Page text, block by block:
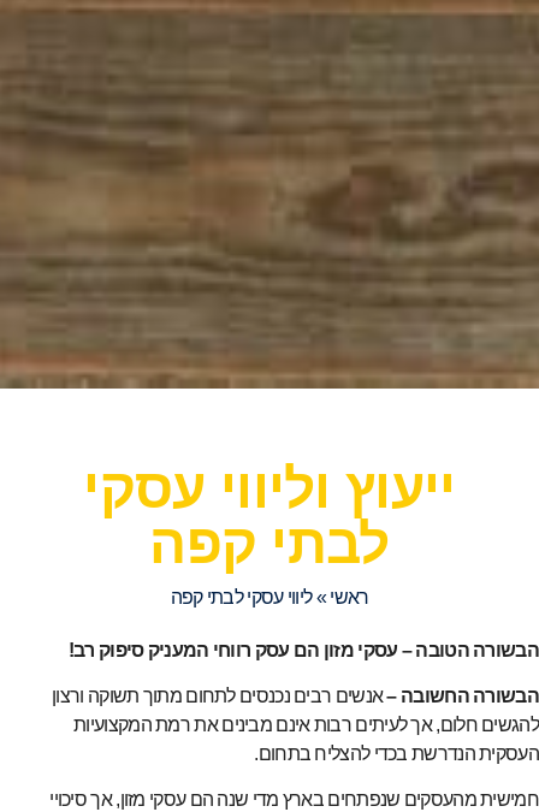
ייעוץ וליווי עסקי
לבתי קפה
ראשי»ליווי עסקי לבתי קפה
הבשורה הטובה – עסקי מזון הם עסק רווחי המעניק סיפוק רב!
הבשורה החשובה –אנשים רבים נכנסים לתחום מתוך תשוקה ורצון
להגשים חלום, אך לעיתים רבות אינם מבינים את רמת המקצועיות
העסקית הנדרשת בכדי להצליח בתחום.
חמישית מהעסקים שנפתחים בארץ מדי שנה הם עסקי מזון, אך סיכויי